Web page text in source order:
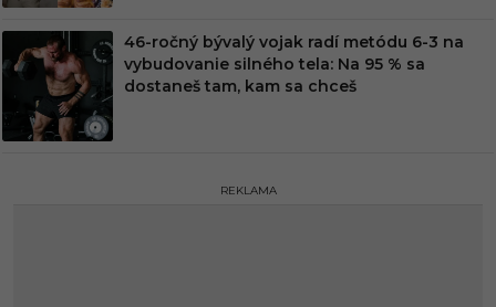
46-ročný bývalý vojak radí metódu 6-3 na
vybudovanie silného tela: Na 95 % sa
dostaneš tam, kam sa chceš
REKLAMA